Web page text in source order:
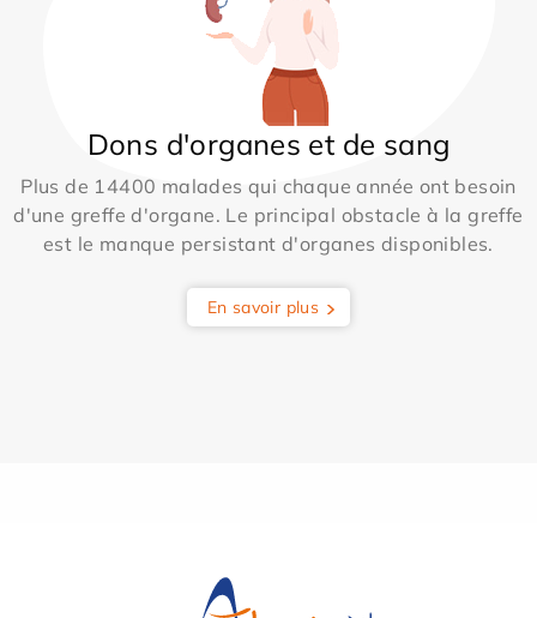
Dons d'organes et de sang
Plus de 14400 malades qui chaque année ont besoin
d'une greffe d'organe. Le principal obstacle à la greffe
est le manque persistant d'organes disponibles.
En savoir plus